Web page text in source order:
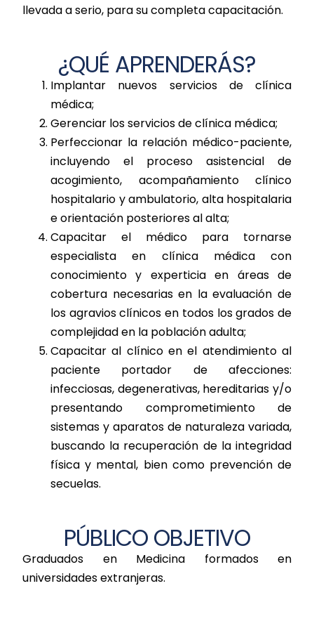
llevada a serio, para su completa capacitación.
¿QUÉ APRENDERÁS?
Implantar nuevos servicios de clínica
médica;
Gerenciar los servicios de clínica médica;
Perfeccionar la relación médico-paciente,
incluyendo el proceso asistencial de
acogimiento, acompañamiento clínico
hospitalario y ambulatorio, alta hospitalaria
e orientación posteriores al alta;
Capacitar el médico para tornarse
especialista en clínica médica con
conocimiento y experticia en áreas de
cobertura necesarias en la evaluación de
los agravios clínicos en todos los grados de
complejidad en la población adulta;
Capacitar al clínico en el atendimiento al
paciente portador de afecciones:
infecciosas, degenerativas, hereditarias y/o
presentando comprometimiento de
sistemas y aparatos de naturaleza variada,
buscando la recuperación de la integridad
física y mental, bien como prevención de
secuelas.
PÚBLICO OBJETIVO
Graduados en Medicina formados en
universidades extranjeras.